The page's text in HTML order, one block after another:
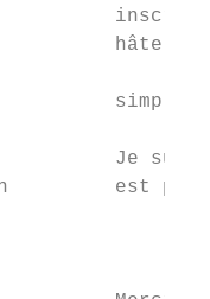
inscrire et
hâte
Je suis
est